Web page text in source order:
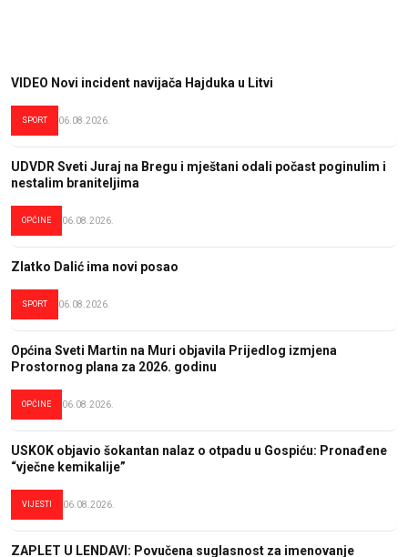
VIDEO Novi incident navijača Hajduka u Litvi
SPORT 06.08.2026.
UDVDR Sveti Juraj na Bregu i mještani odali počast poginulim i
nestalim braniteljima
OPĆINE 06.08.2026.
Zlatko Dalić ima novi posao
SPORT 06.08.2026.
Općina Sveti Martin na Muri objavila Prijedlog izmjena
Prostornog plana za 2026. godinu
OPĆINE 06.08.2026.
USKOK objavio šokantan nalaz o otpadu u Gospiću: Pronađene
“vječne kemikalije”
VIJESTI 06.08.2026.
ZAPLET U LENDAVI: Povučena suglasnost za imenovanje